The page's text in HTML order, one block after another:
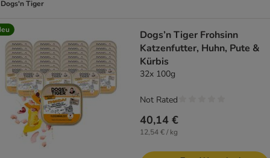
Dogs'n Tiger
Dogs’n Tiger Frohsinn
Katzenfutter, Huhn, Pute &
Kürbis
32x 100g
40,14 €
12,54 € / kg
Not Rated